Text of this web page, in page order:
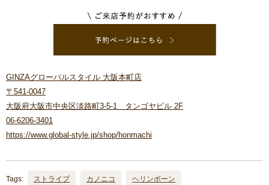
GINZAグローバルスタイル 大阪本町店
〒541-0047
大阪府大阪市中央区淡路町3-5-1 タンゴヤビル 2F
06-6206-3401
https://www.global-style.jp/shop/honmachi
Tags: ストライプ カノニコ ヘリンボーン